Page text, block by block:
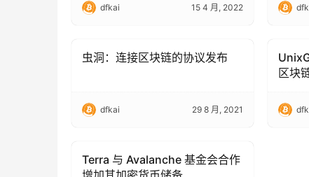
dfkai 15 4 月, 2022
Blockchain Technology
虫洞：连接区块链的协议发布
dfkai 29 8 月, 2021
区块
Blockchain Technology
Terra 与 Avalanche 基金会合作